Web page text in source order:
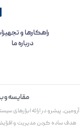
راهکارها و
درباره ما
مقایسه و
آرومین، پیشرو در ارائه ابزارهای
هدف ساده کردن مدیریت و